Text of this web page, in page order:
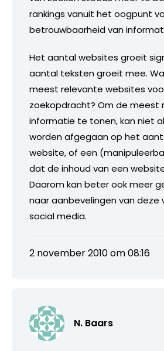
rankings vanuit het oogpunt
betrouwbaarheid van
Het aantal websites groeit
aantal teksten groeit mee.
meest relevante websites
zoekopdracht? Om de meest
informatie te tonen, kan niet
worden afgegaan op het
website, of een
dat de inhoud van een
Daarom kan beter ook meer
naar aanbevelingen van deze
social media.
2 november 2010 om 08:16
N. Baars